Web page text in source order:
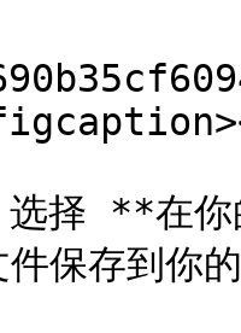
择 **在你
保存到你